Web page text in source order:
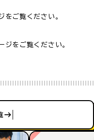
をご覧ください。
ジをご覧ください。